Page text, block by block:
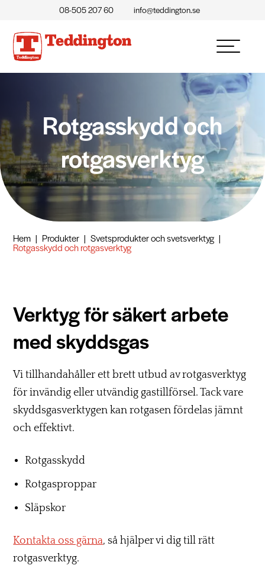
08-505 207 60 info@teddington.se
Rotgasskydd och
rotgasverktyg
Hem | Produkter | Svetsprodukter och svetsverktyg |
Rotgasskydd och rotgasverktyg
Verktyg för säkert arbete
med skyddsgas
Vi tillhandahåller ett brett utbud av rotgasverktyg
för invändig eller utvändig gastillförsel. Tack vare
skyddsgasverktygen kan rotgasen fördelas jämnt
och effektivt.
Rotgasskydd
Rotgasproppar
Släpskor
Kontakta oss gärna, så hjälper vi dig till rätt
rotgasverktyg.